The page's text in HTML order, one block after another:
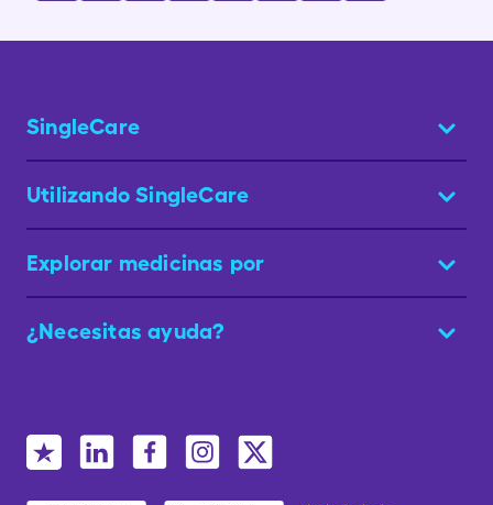
SingleCare
Utilizando SingleCare
Explorar medicinas por
¿Necesitas ayuda?